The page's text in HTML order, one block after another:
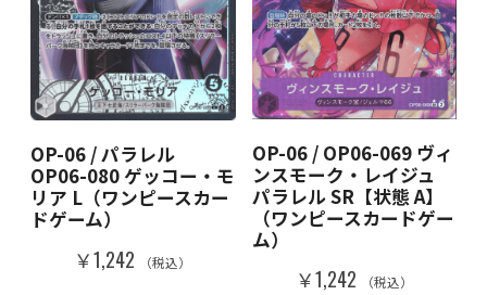
OP-06 / パラレル
OP06-080 ゲッコー・モ
リア L（ワンピースカー
ドゲーム）
￥1,242 （税込）
OP-06 / OP06-069 ヴィ
ンスモーク・レイジュ
パラレル SR【状態 A】
（ワンピースカードゲー
ム）
￥1,242 （税込）